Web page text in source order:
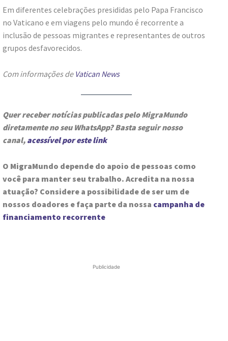
Em diferentes celebrações presididas pelo Papa Francisco
no Vaticano e em viagens pelo mundo é recorrente a
inclusão de pessoas migrantes e representantes de outros
grupos desfavorecidos.
Com informações de Vatican News
Quer receber notícias publicadas pelo MigraMundo
diretamente no seu WhatsApp? Basta seguir nosso
canal, acessível por este link
O MigraMundo depende do apoio de pessoas como
você para manter seu trabalho. Acredita na nossa
atuação? Considere a possibilidade de ser um de
nossos doadores e faça parte da nossa campanha de
financiamento recorrente
Publicidade